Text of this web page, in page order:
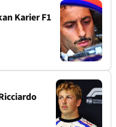
Karier F1